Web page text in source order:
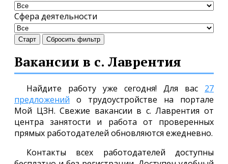
Сфера деятельности
Старт Сбросить фильтр
Вакансии в с. Лаврентия
Найдите работу уже сегодня! Для вас 27
предложений о трудоустройстве на портале
Мой ЦЗН. Свежие вакансии в с. Лаврентия от
центра занятости и работа от проверенных
прямых работодателей обновляются ежедневно.
Контакты всех работодателей доступны